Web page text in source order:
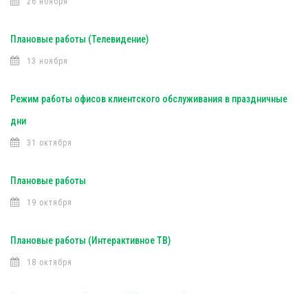
Плановые работы (Телевидение)
13 ноября
Режим работы офисов клиентского обслуживания в праздничные
дни
31 октября
Плановые работы
19 октября
Плановые работы (Интерактивное ТВ)
18 октября